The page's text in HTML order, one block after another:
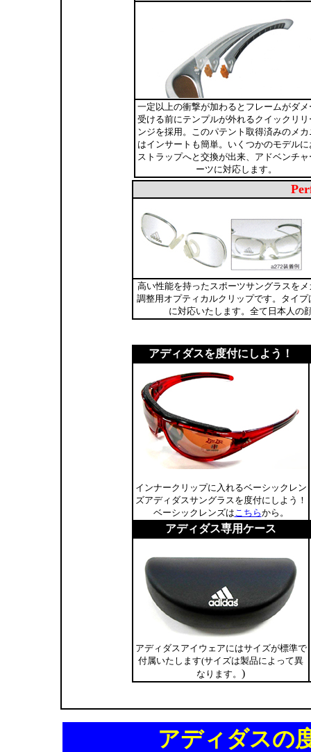
一定以上の衝撃が加わるとフレームがダメ
受ける前にテンプルが外れるクイックリリ
ンジを採用。このパテント取得済みのメカ
はインサートも簡単。いくつかのモデルに
ストラップへと交換が出来、アドベンチャ
ーツに対応します。
高い性能を持ったスポーツサングラスを
調整用オプティカルクリップです。タイ
に対応いたします。全て日本人の
アディダスを度付にしよう！
インナークリップに入れるベーシックレン
ズアディダスサングラスを度付にしよう！
ベーシックレンズはこちらから。
アディダス専用ケース
アディダスアイウェアにはサイズが標準で
付属いたします(サイズは製品によって異
なります。 )
アディダスの